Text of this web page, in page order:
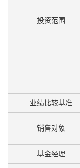
投资范围
业绩比较基准
销售对象
基金经理